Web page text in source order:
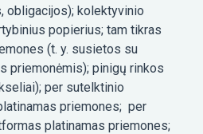
obligacijos); kolektyvinio
popierius; tam tikras
(t. y. susietos su
priemonėmis); pinigų rinkos
per sutelktinio
priemones; per
platinamas priemones;